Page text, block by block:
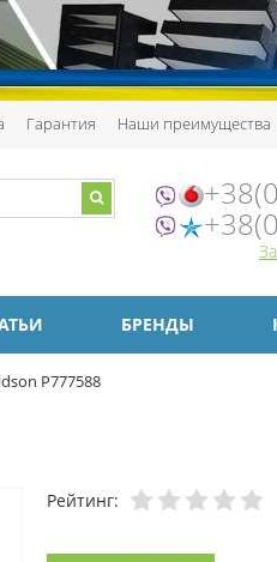
Гарантия Наши преимущества
БРЕНДЫ
P777588
Рейтинг: